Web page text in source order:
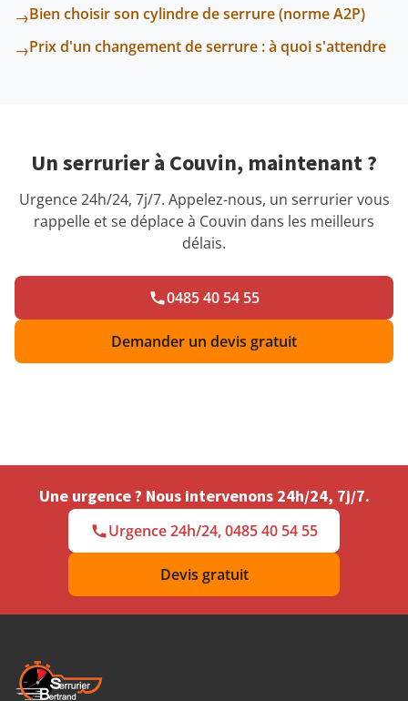
→Bien choisir son cylindre de serrure (norme A2P)
→Prix d'un changement de serrure : à quoi s'attendre
Un serrurier à Couvin, maintenant ?
Urgence 24h/24, 7j/7. Appelez-nous, un serrurier vous
rappelle et se déplace à Couvin dans les meilleurs
délais.
0485 40 54 55
Demander un devis gratuit
Une urgence ? Nous intervenons 24h/24, 7j/7.
Urgence 24h/24, 0485 40 54 55
Devis gratuit